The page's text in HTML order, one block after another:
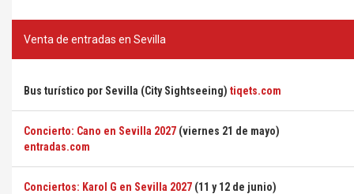
Venta de entradas en Sevilla
Bus turístico por Sevilla (City Sightseeing) tiqets.com
Concierto: Cano en Sevilla 2027 (viernes 21 de mayo)
entradas.com
Conciertos: Karol G en Sevilla 2027 (11 y 12 de junio)